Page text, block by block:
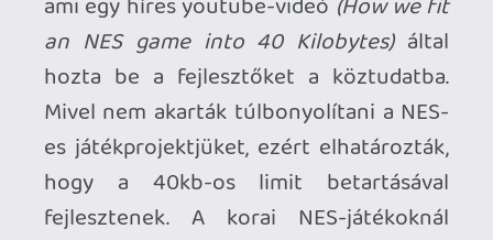
újabb helyekre juthatunk, a cél minél
több kacsa megmentése. :) Engem
valamiért a C64-es Cauldron II-re
emlékeztetett a játék, talán ezért is
játszottam vele a legtöbbet a
kollekcióban - természetesen többször
is végigvittem az összes kacsát
begyűjtve.